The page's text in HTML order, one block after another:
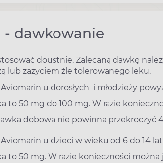
dawkowanie
doustnie. Zalecaną dawkę
lub zażyciem źle tolerowanego leku.
u dorosłych i młodzieży
to 50 mg do 100 mg. W razie
dobowa nie powinna przekroczyć
u dzieci w wieku od 6 do 14
to 50 mg. W razie konieczności